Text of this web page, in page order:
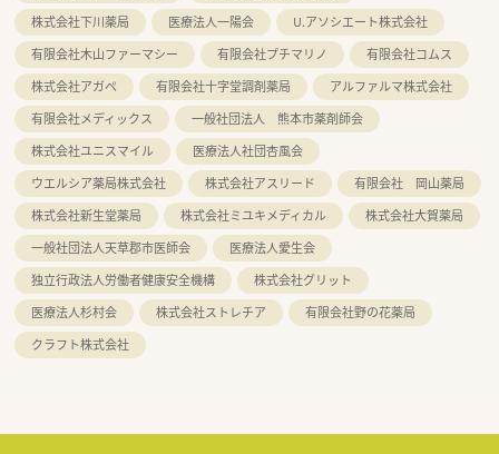
株式会社下川薬局
医療法人一陽会
U.アソシエート株式会社
有限会社木山ファーマシー
有限会社プチマリノ
有限会社コムス
株式会社アガペ
有限会社十字堂調剤薬局
アルファルマ株式会社
有限会社メディックス
一般社団法人 熊本市薬剤師会
株式会社ユニスマイル
医療法人社団杏風会
ウエルシア薬局株式会社
株式会社アスリード
有限会社 岡山薬局
株式会社新生堂薬局
株式会社ミユキメディカル
株式会社大賀薬局
一般社団法人天草郡市医師会
医療法人愛生会
独立行政法人労働者健康安全機構
株式会社グリット
医療法人杉村会
株式会社ストレチア
有限会社野の花薬局
クラフト株式会社